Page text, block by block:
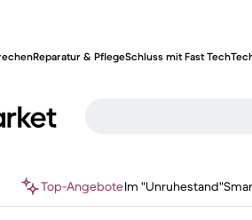
Reparatur & PflegeSchluss mit Fast Tech
Top-AngeboteIm "Unruhestand"